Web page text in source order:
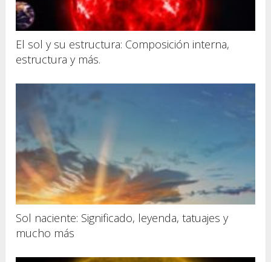
El sol y su estructura: Composición interna,
estructura y más.
Sol naciente: Significado, leyenda, tatuajes y
mucho más